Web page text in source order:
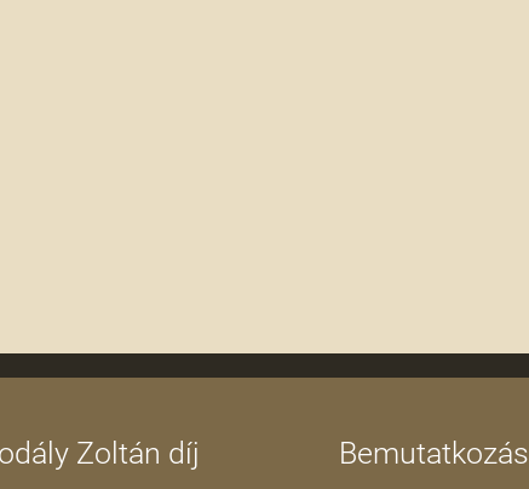
Zoltán díj Bemutatkozás